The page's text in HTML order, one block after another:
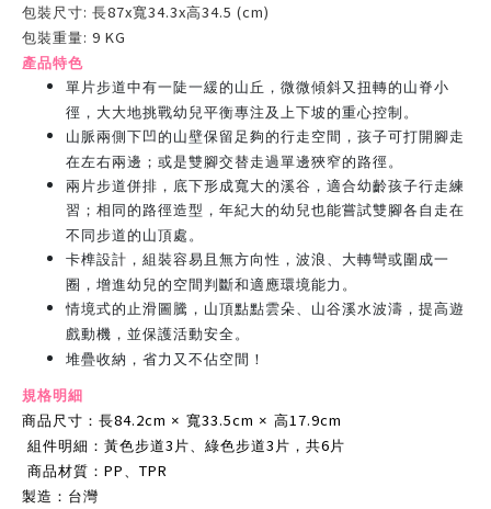
包裝尺寸: 長87x寬34.3x高34.5 (cm)
包裝重量: 9 KG
產品特色
單片步道中有一陡一緩的山丘，微微傾斜又扭轉的山脊小
徑，大大地挑戰幼兒平衡專注及上下坡的重心控制。
山脈兩側下凹的山壁保留足夠的行走空間，孩子可打開腳走
在左右兩邊；或是雙腳交替走過單邊狹窄的路徑。
兩片步道併排，底下形成寬大的溪谷，適合幼齡孩子行走練
習；相同的路徑造型，年紀大的幼兒也能嘗試雙腳各自走在
不同步道的山頂處。
卡榫設計，組裝容易且無方向性，波浪、大轉彎或圍成一
圈，增進幼兒的空間判斷和適應環境能力。
情境式的止滑圖騰，山頂點點雲朵、山谷溪水波濤，提高遊
戲動機，並保護活動安全。
堆疊收納，省力又不佔空間！
規格明細
商品尺寸：長84.2cm × 寬33.5cm × 高17.9cm
組件明細：黃色步道3 片、綠色步道3 片，共6 片
商品材質： PP 、 TPR
製造：台灣